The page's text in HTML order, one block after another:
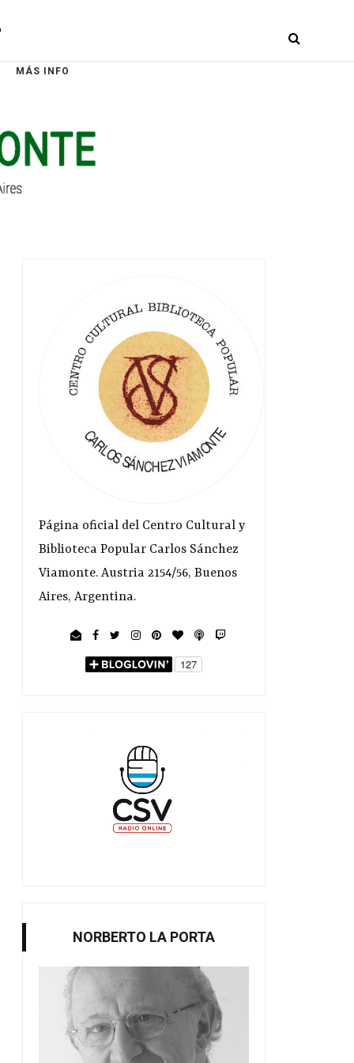
MÁS INFO
Página oficial del Centro Cultural y
Biblioteca Popular Carlos Sánchez
Viamonte. Austria 2154/56, Buenos
Aires, Argentina.
NORBERTO LA PORTA